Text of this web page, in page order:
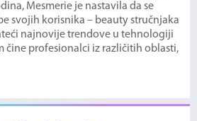
Mesmerie je nastavila da se
svojih korisnika – beauty stručnjaka
najnovije trendove u tehnologiji
čine profesionalci iz različitih oblasti,